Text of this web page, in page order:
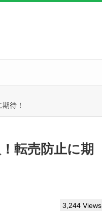
待！
転売防止に期
3,244 Views